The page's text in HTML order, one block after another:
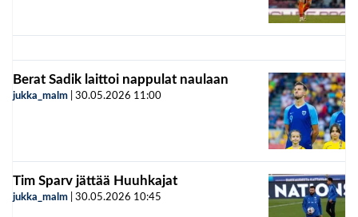
Berat Sadik laittoi nappulat naulaan
jukka_malm 30.05.2026 11:00
Tim Sparv jättää Huuhkajat
jukka_malm 30.05.2026 10:45